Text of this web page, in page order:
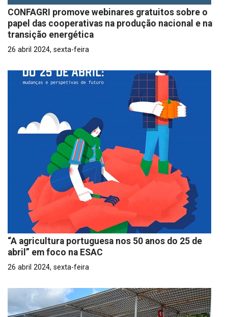
CONFAGRI promove webinares gratuitos sobre o
papel das cooperativas na produção nacional e na
transição energética
26 abril 2024, sexta-feira
“A agricultura portuguesa nos 50 anos do 25 de
abril” em foco na ESAC
26 abril 2024, sexta-feira